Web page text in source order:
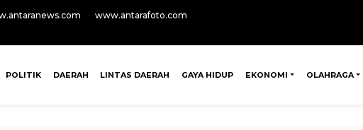
www.antarafoto.com
POLITIK DAERAH LINTAS DAERAH GAYA HIDUP EKONOMI OLAHRAGA